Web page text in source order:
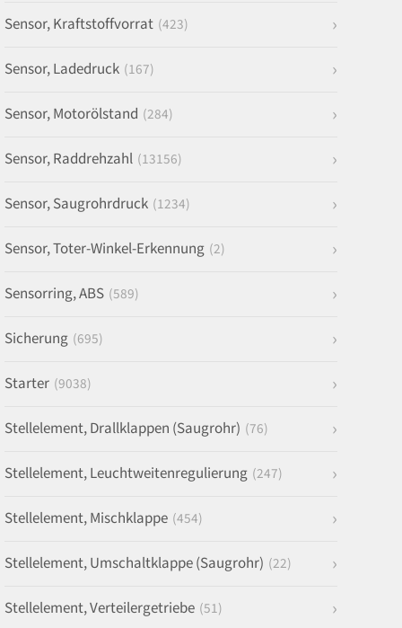
Sensor, Kraftstoffvorrat (423)
Sensor, Ladedruck (167)
Sensor, Motorölstand (284)
Sensor, Raddrehzahl (13156)
Sensor, Saugrohrdruck (1234)
Sensor, Toter-Winkel-Erkennung (2)
Sensorring, ABS (589)
Sicherung (695)
Starter (9038)
Stellelement, Drallklappen (Saugrohr) (76)
Stellelement, Leuchtweitenregulierung (247)
Stellelement, Mischklappe (454)
Stellelement, Umschaltklappe (Saugrohr) (22)
Stellelement, Verteilergetriebe (51)